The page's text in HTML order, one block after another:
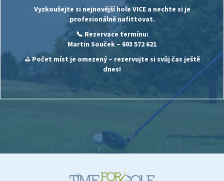
Vyzkoušejte si nejnovější hole VICEa nechte si je
profesionálně nafittovat.
📞 Rezervace termínu:
Martin Souček – 603 572 621
⛳Počet míst je omezený – rezervujte si svůj čas ještě
dnes!